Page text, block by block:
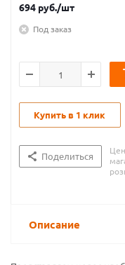
694 руб./шт
Под заказ
Купить в 1 клик
Поделиться
Описание